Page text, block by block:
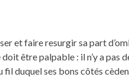
et faire resurgir sa part
être palpable : il n’y a pas
fil duquel ses bons côtés